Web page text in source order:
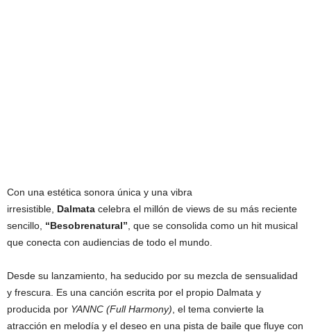
Con una estética sonora única y una vibra
irresistible, Dalmata celebra el millón de views de su más reciente
sencillo, “Besobrenatural” , que se consolida como un hit musical
que conecta con audiencias de todo el mundo.
Desde su lanzamiento, ha seducido por su mezcla de sensualidad
y frescura. Es una canción escrita por el propio Dalmata y
producida por YANNC (Full Harmony) , el tema convierte la
atracción en melodía y el deseo en una pista de baile que fluye con